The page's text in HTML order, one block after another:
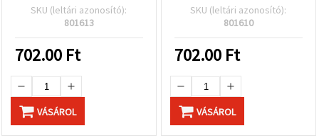
SKU (leltári azonosító):
801613
702.00 Ft
VÁSÁROL
SKU (leltári azonosító):
801610
702.00 Ft
VÁSÁROL